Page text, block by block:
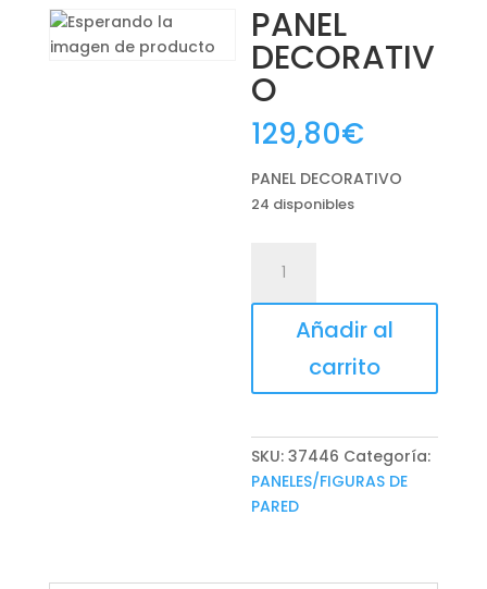
PANEL
DECORATIV
O
129,80€
PANEL DECORATIVO
24 disponibles
DECORATIVO
cantidad
Añadir al
carrito
SKU:37446 Categoría:
PANELES/FIGURAS DE
PARED